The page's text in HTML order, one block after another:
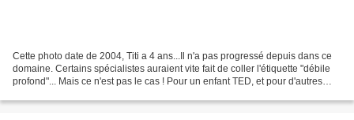
Cette photo date de 2004, Titi a 4 ans...Il n'a pas progressé depuis dans ce
domaine. Certains spécialistes auraient vite fait de coller l'étiquette "débile
profond"... Mais ce n'est pas le cas ! Pour un enfant TED, et pour d'autres